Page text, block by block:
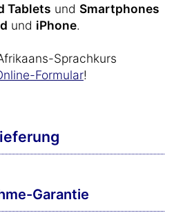
Tablets und Smartphones
und iPhone.
Sprachkurs
Formular!
Garantie